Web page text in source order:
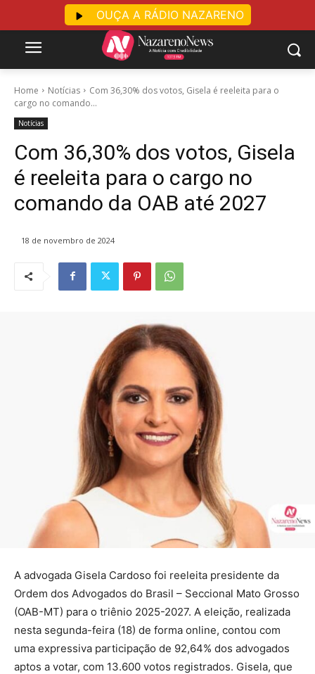
Home Notícias
Com 36,30% dos votos, Gisela é reeleita para o
cargo no comando...
Notícias
Com 36,30% dos votos, Gisela
é reeleita para o cargo no
comando da OAB até 2027
18 de novembro de 2024
A advogada Gisela Cardoso foi reeleita presidente da
Ordem dos Advogados do Brasil – Seccional Mato Grosso
(OAB-MT) para o triênio 2025-2027. A eleição, realizada
nesta segunda-feira (18) de forma online, contou com
uma expressiva participação de 92,64% dos advogados
aptos a votar, com 13.600 votos registrados. Gisela, que
OUÇA A RÁDIO NAZARENO